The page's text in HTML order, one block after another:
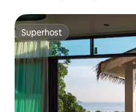
Superhost
Superhost